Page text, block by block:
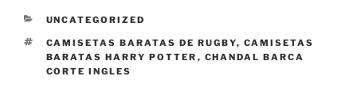
CATEGORÍAS
UNCATEGORIZED
ETIQUETAS
CAMISETAS BARATAS DE RUGBY, CAMISETAS
BARATAS HARRY POTTER , CHANDAL BARCA
CORTE INGLES